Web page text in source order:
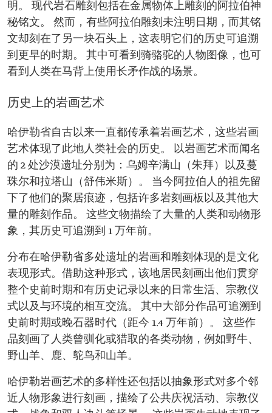
明。 现代岩石雕刻包括在金属物体上雕刻的阿拉伯神
秘铭文。 然而，有些阿拉伯雕刻未注明日期，而其铭
文却刻在了另一块石头上，这表明它们的历史可追溯
到更早的时期。 其中可看到骑骆驼的人物图像，也可
看到人类在马背上使用长矛作战的场景。
历史上的岩画艺术
哈伊勒省自古以来一直都传承着岩画艺术，这些岩画
艺术体现了此地人类社会的历史。 以岩画艺术而闻名
的 2 处沙漠遗址分别为：乌姆辛满山（朱拜）以及蔓
珠尔和拉塔山（舒伟米斯）。 当今阿拉伯人的祖先留
下了他们的聚居痕迹，包括许多岩刻画板以及其他大
量的雕刻作品。 这些文物描绘了大量的人类和动物形
象，其历史可追溯到 1 万年前。
分布在哈伊勒省多处遗址的岩画和雕刻体现的是文化
表现形式。借助这种形式，该地居民刻画出他们贯穿
整个史前时期和有历史记录以来的日常生活、宗教仪
式以及与环境的相互交流。 其中大部分作品可追溯到
史前时期或晚石器时代（距今 1.4 万年前）。 这些作
品刻画了人类曾驯化或猎取的各类动物，例如野牛、
野山羊、鹿、鸵鸟和山羊。
哈伊勒岩画艺术的多样性还包括以抽象形式对多个邻
近人物形象进行刻画，描绘了公共庆祝活动、宗教仪